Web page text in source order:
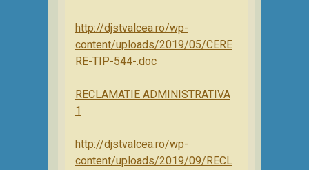
http://djstvalcea.ro/wp-
content/uploads/2019/05/CERE
RE-TIP-544-.doc
RECLAMATIE ADMINISTRATIVA
1
http://djstvalcea.ro/wp-
content/uploads/2019/09/RECL